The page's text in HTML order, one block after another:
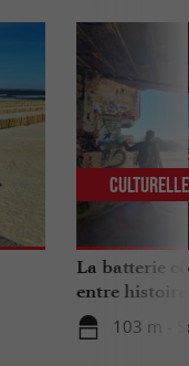
La batterie
entre
103 m -
Culturelle